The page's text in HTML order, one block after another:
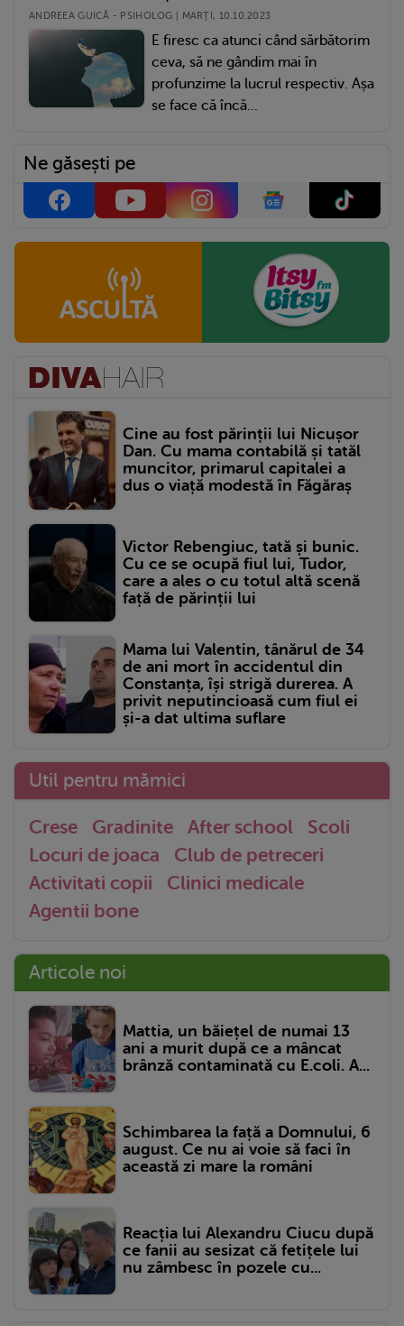
ANDREEA GUICĂ - PSIHOLOG | MARŢI, 10.10.2023
E firesc ca atunci când sărbătorim
ceva, să ne gândim mai în
profunzime la lucrul respectiv. Așa
se face că încă...
Ne găsești pe
Cine au fost părinții lui Nicușor
Dan. Cu mama contabilă și tatăl
muncitor, primarul capitalei a
dus o viață modestă în Făgăraș
Victor Rebengiuc, tată și bunic.
Cu ce se ocupă fiul lui, Tudor,
care a ales o cu totul altă scenă
față de părinții lui
Mama lui Valentin, tânărul de 34
de ani mort în accidentul din
Constanța, își strigă durerea. A
privit neputincioasă cum fiul ei
și-a dat ultima suflare
Util pentru mămici
Crese Gradinite After school
Scoli
Locuri de joaca
Club de petreceri
Activitati copii
Clinici medicale
Agentii bone
Articole noi
Mattia, un băiețel de numai 13
ani a murit după ce a mâncat
brânză contaminată cu E.coli. A...
Schimbarea la față a Domnului, 6
august. Ce nu ai voie să faci în
această zi mare la români
Reacția lui Alexandru Ciucu după
ce fanii au sesizat că fetițele lui
nu zâmbesc în pozele cu...